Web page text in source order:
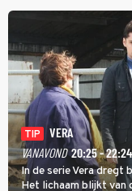
TIP
VERA
VANAVOND 20:25 - 22:24
In de serie Vera dregt
Het lichaam blijkt van